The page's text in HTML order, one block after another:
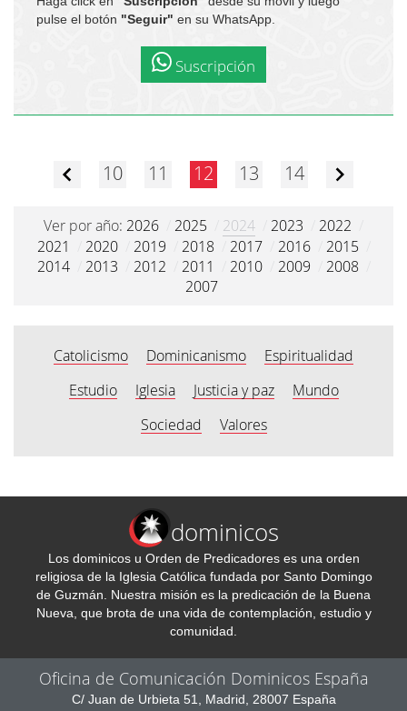
pulse el botón "Seguir" en su WhatsApp.
Suscripción
10 11 12 13 14
Ver por año: 2026 2025 2024 2023 2022
2021
2020 2019 2018 2017 2016 2015
2014
2013 2012 2011 2010 2009 2008
2007
Catolicismo Dominicanismo
Espiritualidad
Estudio
Iglesia Justicia y paz
Mundo
Sociedad
Valores
dominicos
Los dominicos u Orden de Predicadores es una orden
religiosa de la Iglesia Católica fundada por Santo Domingo
de Guzmán. Nuestra misión es la predicación de la Buena
Nueva, que brota de una vida de contemplación, estudio y
comunidad.
Oficina de Comunicación Dominicos España
C/ Juan de Urbieta 51, Madrid, 28007 España